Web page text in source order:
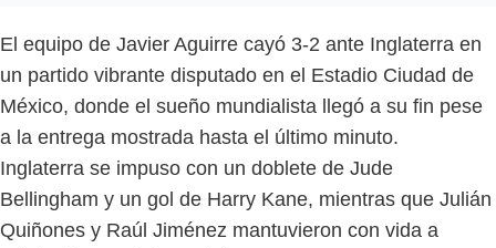
El equipo de Javier Aguirre cayó 3-2 ante Inglaterra en
un partido vibrante disputado en el Estadio Ciudad de
México, donde el sueño mundialista llegó a su fin pese
a la entrega mostrada hasta el último minuto.
Inglaterra se impuso con un doblete de Jude
Bellingham y un gol de Harry Kane, mientras que Julián
Quiñones y Raúl Jiménez mantuvieron con vida a